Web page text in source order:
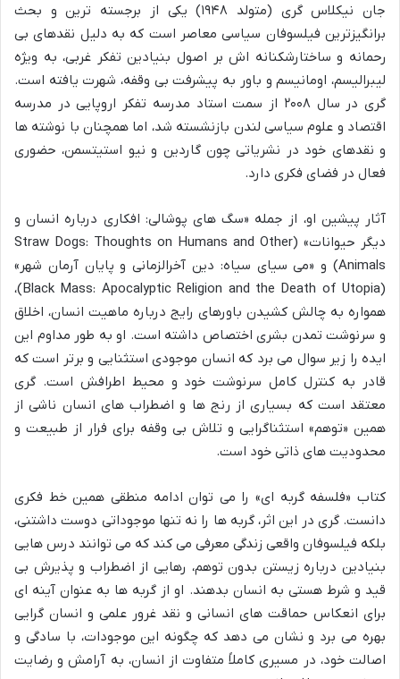
جان نیکلاس گری (متولد ۱۹۴۸) یکی از برجسته ترین و بحث
برانگیزترین فیلسوفان سیاسی معاصر است که به دلیل نقدهای بی
رحمانه و ساختارشکنانه اش بر اصول بنیادین تفکر غربی، به ویژه
لیبرالیسم، اومانیسم و باور به پیشرفت بی وقفه، شهرت یافته است.
گری در سال ۲۰۰۸ از سمت استاد مدرسه تفکر اروپایی در مدرسه
اقتصاد و علوم سیاسی لندن بازنشسته شد، اما همچنان با نوشته ها
و نقدهای خود در نشریاتی چون گاردین و نیو استیتسمن، حضوری
فعال در فضای فکری دارد.
آثار پیشین او، از جمله «سگ های پوشالی: افکاری درباره انسان و
دیگر حیوانات» (Straw Dogs: Thoughts on Humans and Other
Animals) و «می سیای سیاه: دین آخرالزمانی و پایان آرمان شهر»
(Black Mass: Apocalyptic Religion and the Death of Utopia)،
همواره به چالش کشیدن باورهای رایج درباره ماهیت انسان، اخلاق
و سرنوشت تمدن بشری اختصاص داشته است. او به طور مداوم این
ایده را زیر سوال می برد که انسان موجودی استثنایی و برتر است که
قادر به کنترل کامل سرنوشت خود و محیط اطرافش است. گری
معتقد است که بسیاری از رنج ها و اضطراب های انسان ناشی از
همین «توهم» استثناگرایی و تلاش بی وقفه برای فرار از طبیعت و
محدودیت های ذاتی خود است.
کتاب «فلسفه گربه ای» را می توان ادامه منطقی همین خط فکری
دانست. گری در این اثر، گربه ها را نه تنها موجوداتی دوست داشتنی،
بلکه فیلسوفان واقعی زندگی معرفی می کند که می توانند درس هایی
بنیادین درباره زیستن بدون توهم، رهایی از اضطراب و پذیرش بی
قید و شرط هستی به انسان بدهند. او از گربه ها به عنوان آینه ای
برای انعکاس حماقت های انسانی و نقد غرور علمی و انسان گرایی
بهره می برد و نشان می دهد که چگونه این موجودات، با سادگی و
اصالت خود، در مسیری کاملاً متفاوت از انسان، به آرامش و رضایت